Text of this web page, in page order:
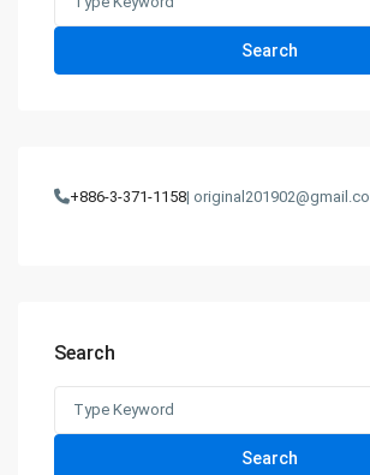
Search
+886-3-371-1158|
Search
Search